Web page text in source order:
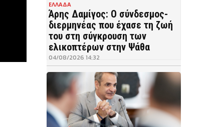
ΕΛΛΑΔΑ
Άρης Δαμίγος: Ο σύνδεσμος-
διερμηνέας που έχασε τη ζωή
του στη σύγκρουση των
ελικοπτέρων στην Ψάθα
04/08/2026 14:32